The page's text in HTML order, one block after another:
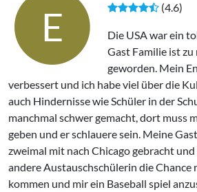
E
(4.6)
Die USA war ein
Gast Familie ist
geworden. Mein
verbessert und ich habe viel über die
auch Hindernisse wie Schüler in der
manchmal schwer gemacht, dort muss
geben und er schlauere sein. Meine
zweimal mit nach Chicago gebracht
andere Austauschschülerin die Chance
kommen und mir ein Baseball spiel